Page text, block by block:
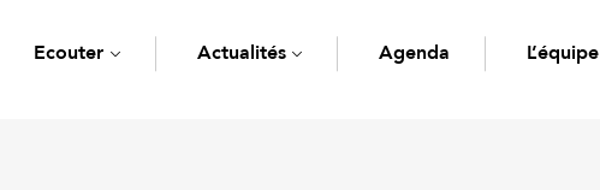
Ecouter Actualités Agenda L’équipe